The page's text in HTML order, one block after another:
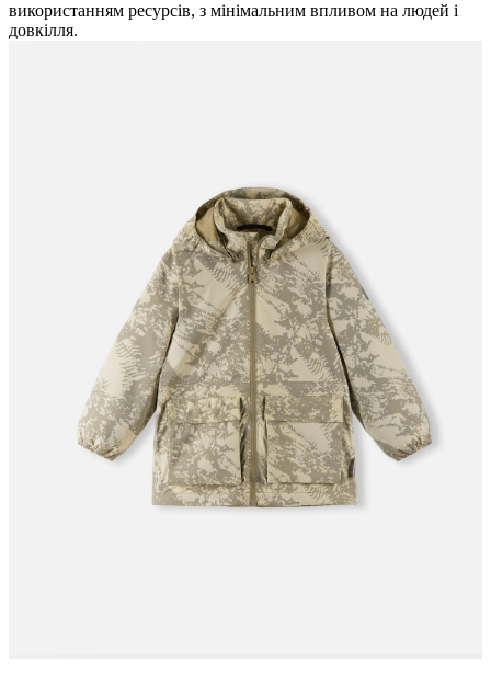
використанням ресурсів, з мінімальним впливом на людей і
довкілля.